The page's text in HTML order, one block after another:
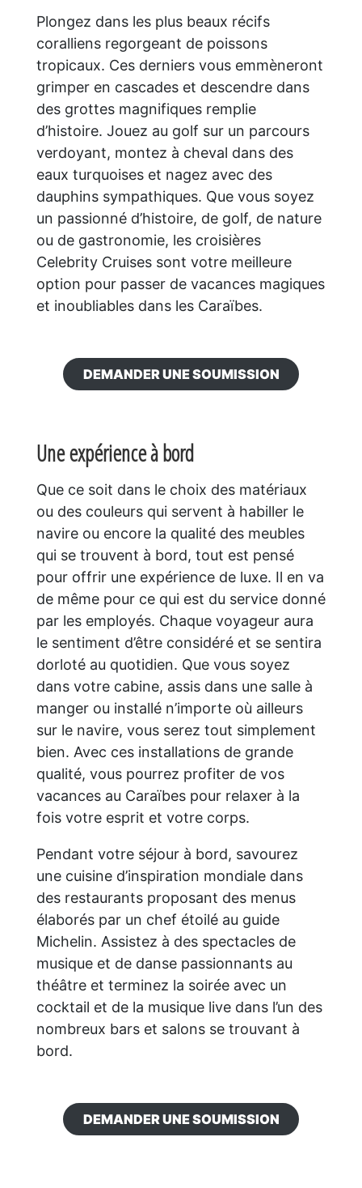
Plongez dans les plus beaux récifs
coralliens regorgeant de poissons
tropicaux. Ces derniers vous emmèneront
grimper en cascades et descendre dans
des grottes magnifiques remplie
d’histoire. Jouez au golf sur un parcours
verdoyant, montez à cheval dans des
eaux turquoises et nagez avec des
dauphins sympathiques. Que vous soyez
un passionné d’histoire, de golf, de nature
ou de gastronomie, les croisières
Celebrity Cruises sont votre meilleure
option pour passer de vacances magiques
et inoubliables dans les Caraïbes.
DEMANDER UNE SOUMISSION
Une expérience à bord
Que ce soit dans le choix des matériaux
ou des couleurs qui servent à habiller le
navire ou encore la qualité des meubles
qui se trouvent à bord, tout est pensé
pour offrir une expérience de luxe. Il en va
de même pour ce qui est du service donné
par les employés. Chaque voyageur aura
le sentiment d’être considéré et se sentira
dorloté au quotidien. Que vous soyez
dans votre cabine, assis dans une salle à
manger ou installé n’importe où ailleurs
sur le navire, vous serez tout simplement
bien. Avec ces installations de grande
qualité, vous pourrez profiter de vos
vacances au Caraïbes pour relaxer à la
fois votre esprit et votre corps.
Pendant votre séjour à bord, savourez
une cuisine d’inspiration mondiale dans
des restaurants proposant des menus
élaborés par un chef étoilé au guide
Michelin. Assistez à des spectacles de
musique et de danse passionnants au
théâtre et terminez la soirée avec un
cocktail et de la musique live dans l’un des
nombreux bars et salons se trouvant à
bord.
DEMANDER UNE SOUMISSION